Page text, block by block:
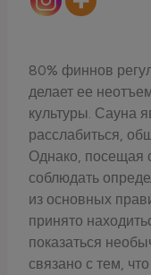
80% финнов
делает ее
культуры. Сауна
расслабиться,
Однако, посещая
соблюдать
из основных
принято
показаться
связано с тем,